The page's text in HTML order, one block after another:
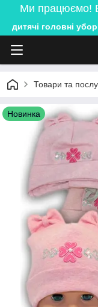
Ми працюємо!
дитячі головні
Товари та
Новинка